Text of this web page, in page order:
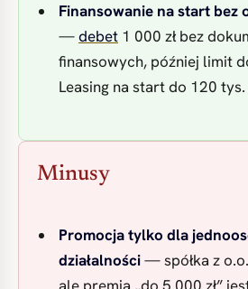
Finansowanie na start bez
—debet 1 000 zł bez
finansowych, później limit
Leasing na start do 120 tys.
Minusy
Promocja tylko dla
działalności— spółka z